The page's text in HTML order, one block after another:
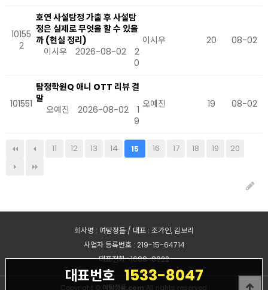
10155
2
호연 사설탐정 가출 후 사설탐
정은 실제로 무엇을 할 수 있을
까 (현실 정리)
이시우
2026-08-02
2
0
이시우 20 08-02
101551
탐정학원Q 애니 OTT 리뷰 결
말
오예진
2026-08-02
1
9
오예진 19 08-02
11 12 13 14 15 16 17 18 19 20
대표번호 1533-8047
회사명 : 여탐정들 / 대표 : 조가인, 김보리
사업자 등록번호 : 219-15-64714
대표전화 : 1688-8922
Copyright © 여탐정들.com All rights reserved.